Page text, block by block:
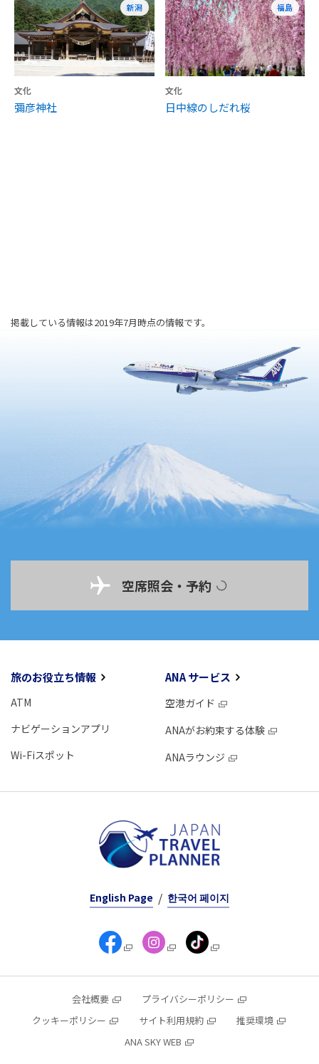
新潟
文化
彌彦神社
福島
文化
日中線のしだれ桜
掲載している情報は2019年7月時点の情報です。
空席照会・予約
旅のお役立ち情報
ATM
ナビゲーションアプリ
Wi-Fiスポット
ANA サービス
空港ガイド
ANAがお約束する体験
ANAラウンジ
English Page 한국어 페이지
会社概要
プライバシーポリシー
クッキーポリシー
サイト利用規約
推奨環境
ANA SKY WEB